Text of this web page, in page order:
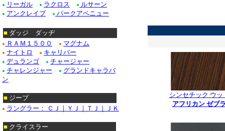
シンセチック ウッ
アフリカン ゼブ
● リーガル ● ラクロス ● ルサーン
● アンクレイブ ● パークアベニュー
■ ダッジ ダッヂ
● ＲＡＭ１５００ ● マグナム
● ナイトロ ● キャリバー
● デュランゴ ● チャージャー
● チャレンジャー ● グランドキャラバ
ン
■ ジープ
● ラングラー： ＣＪ｜ＹＪ｜ＴＪ｜ＪＫ
■ クライスラー